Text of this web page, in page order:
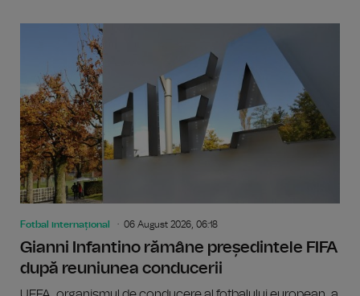
Fotbal internațional 06 August 2026, 06:18
Gianni Infantino rămâne președintele FIFA
după reuniunea conducerii